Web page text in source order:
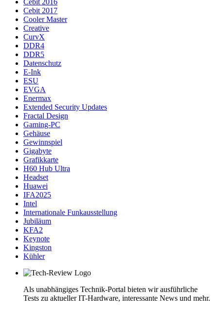
Cebit 2017
Cooler Master
Creative
CurvX
DDR4
DDR5
Datenschutz
E-Ink
ESU
EVGA
Enermax
Extended Security Updates
Fractal Design
Gaming-PC
Gehäuse
Gewinnspiel
Gigabyte
Grafikkarte
H60 Hub Ultra
Headset
Huawei
IFA2025
Intel
Internationale Funkausstellung
Jubiläum
KFA2
Keynote
Kingston
Kühler
Als unabhängiges Technik-Portal bieten wir ausführliche
Tests zu aktueller IT-Hardware, interessante News und mehr.